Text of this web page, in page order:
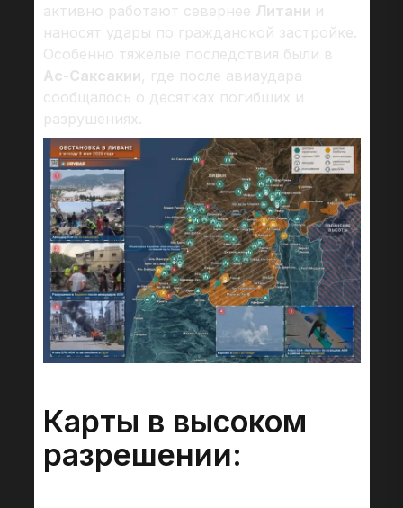
активно работают севернее Литани и
наносят удары по гражданской застройке.
Особенно тяжелые последствия были в
Ас-Саксакии, где после авиаудара
сообщалось о десятках погибших и
разрушениях.
Карты в высоком
разрешении: